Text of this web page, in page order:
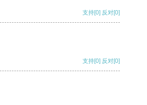
支持[0] 反对[0]
支持[0] 反对[0]